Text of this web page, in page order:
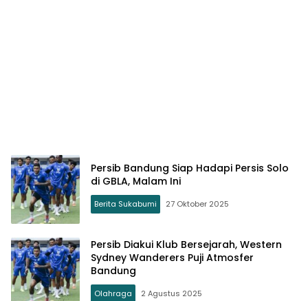
Persib Bandung Siap Hadapi Persis Solo
di GBLA, Malam Ini
Berita Sukabumi 27 Oktober 2025
Persib Diakui Klub Bersejarah, Western
Sydney Wanderers Puji Atmosfer
Bandung
Olahraga 2 Agustus 2025